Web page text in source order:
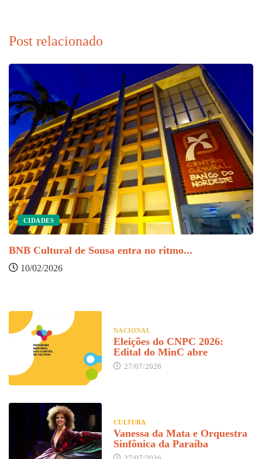
Post relacionado
CIDADES
BNB Cultural de Sousa entra no ritmo...
10/02/2026
NACIONAL
Eleições do CNPC 2026:
Edital do MinC abre
27/07/2026
CULTURA
Vanessa da Mata e Orquestra
Sinfônica da Paraíba